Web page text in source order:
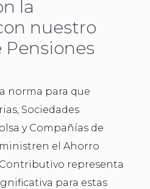
la
nuestro
norma para que
Sociedades
y Compañías de
el Ahorro
representa
para estas